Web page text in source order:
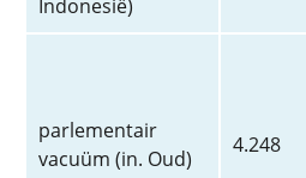
Indonesië)
parlementair
vacuüm (in. Oud)
4.248